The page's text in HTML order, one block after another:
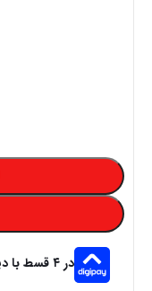
در ۴ قسط با دیجی‌پی